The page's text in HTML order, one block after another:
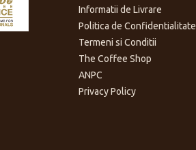
Informatii de Livrare
Politica de Confidentialitate
Termeni si Conditii
The Coffee Shop
ANPC
Privacy Policy